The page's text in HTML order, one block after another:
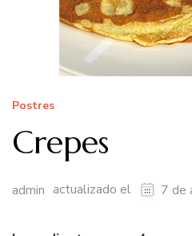
Postres
Crepes
admin actualizado el 7 de